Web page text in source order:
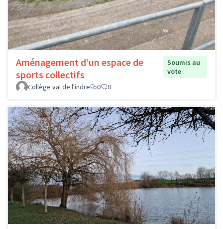
Aménagement d’un espace de
sports collectifs
Soumis au
vote
Collège val de l'indre
0 0